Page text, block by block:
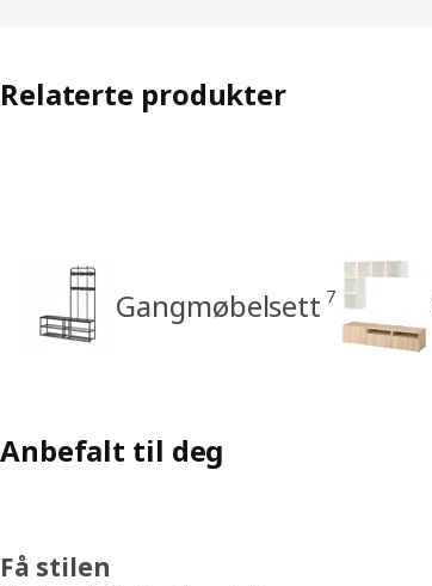
Relaterte produkter
Gangmøbelsett 7
Anbefalt til deg
Få stilen